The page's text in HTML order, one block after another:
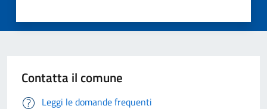
Contatta il comune
Leggi le domande frequenti